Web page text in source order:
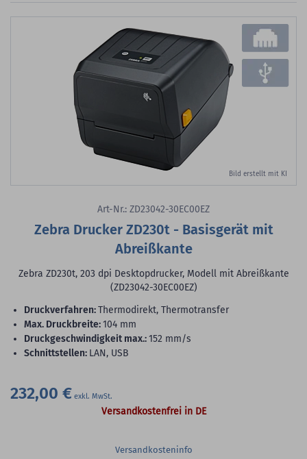
Bild erstellt mit KI
Art-Nr.: ZD23042-30EC00EZ
Zebra Drucker ZD230t - Basisgerät mit
Abreißkante
Zebra ZD230t, 203 dpi Desktopdrucker, Modell mit Abreißkante
(ZD23042-30EC00EZ)
Druckverfahren:Thermodirekt, Thermotransfer
max. Druckbreite:104 mm
Druckgeschwindigkeit max.:152 mm/s
Schnittstellen: LAN, USB
232,00 €
Versandkostenfrei in DE
Versandkosteninfo